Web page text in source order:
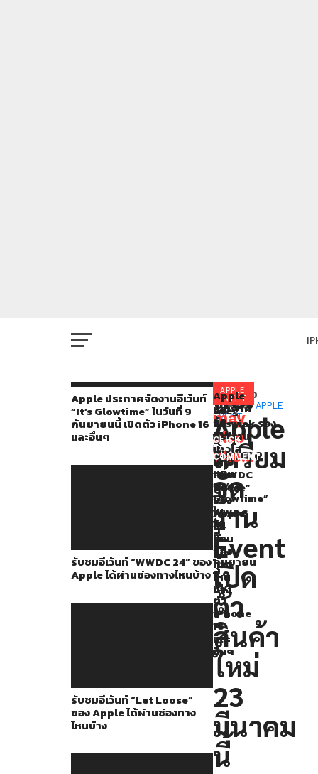
Apple ประกาศจัดงานอีเว้นท์
“It’s Glowtime” ในวันที่ 9
กันยายนนี้ เปิดตัว iPhone 16
และอื่นๆ
รับชมอีเว้นท์ “WWDC 24” ของ
Apple ได้ผ่านช่องทางไหนบ้าง
รับชมอีเว้นท์ “Let Loose”
ของ Apple ได้ผ่านช่องทาง
ไหนบ้าง
APPLE
EVENT
ลือ!
Apple
เตรียม
จัด
งาน
Event
เปิด
ตัว
สินค้า
ใหม่
23
มีนาคม
นี้
นัก
ปล่อย
ข่าว
ลือ
อย่าง
Kang
ได้
เปิด
เผย
ข้อมูล
ออก
มา
ว่า
Apple
จะ
มี
การ
จัด
งาน
You
may
also
like...
Apple
ประกาศ
จัด
งาน
อี
เว้
นท์
“It’s
Glowtime”
ใน
วัน
ที่
9
กันยายน
นี้
เปิด
ตัว
iPhone
16
และ
อื่นๆ
รับ
ชม
อี
เว้
นท์
“WWDC
24”
ของ
Apple
ได้
ผ่าน
ช่อง
ทาง
ไหน
บ้าง
รับ
ชม
อี
เว้
นท์
“Let
Loose”
ของ
Apple
ได้
ผ่าน
ช่อง
ทาง
ไหน
บ้าง
Greg
Joswiak รอง
ประธาน
อาวุโส
ฝ่าย
การ
ตลาด
ใบ้
WWDC
24
จะ
เน้น
ไป
ที่
AI
RELATED
TOPICS: APPLE
EVENT
CLICK
TO
COMMENT